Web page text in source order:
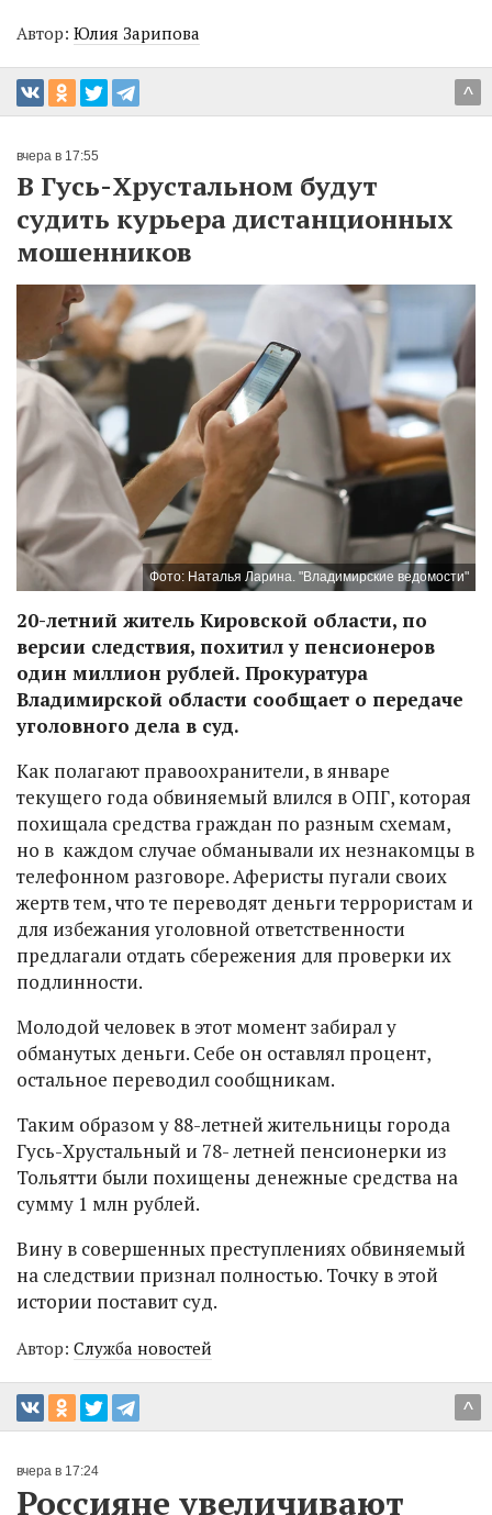
Автор: Юлия Зарипова
^
вчера в 17:55
В Гусь-Хрустальном будут
судить курьера дистанционных
мошенников
Фото: Наталья Ларина. "Владимирские ведомости"
20-летний житель Кировской области, по
версии следствия, похитил у пенсионеров
один миллион рублей. Прокуратура
Владимирской области сообщает о передаче
уголовного дела в суд.
Как полагают правоохранители, в январе
текущего года обвиняемый влился в ОПГ, которая
похищала средства граждан по разным схемам,
но в каждом случае обманывали их незнакомцы в
телефонном разговоре. Аферисты пугали своих
жертв тем, что те переводят деньги террористам и
для избежания уголовной ответственности
предлагали отдать сбережения для проверки их
подлинности.
Молодой человек в этот момент забирал у
обманутых деньги. Себе он оставлял процент,
остальное переводил сообщникам.
Таким образом у 88-летней жительницы города
Гусь-Хрустальный и 78- летней пенсионерки из
Тольятти были похищены денежные средства на
сумму 1 млн рублей.
Вину в совершенных преступлениях обвиняемый
на следствии признал полностью. Точку в этой
истории поставит суд.
Автор: Служба новостей
^
вчера в 17:24
Россияне увеличивают